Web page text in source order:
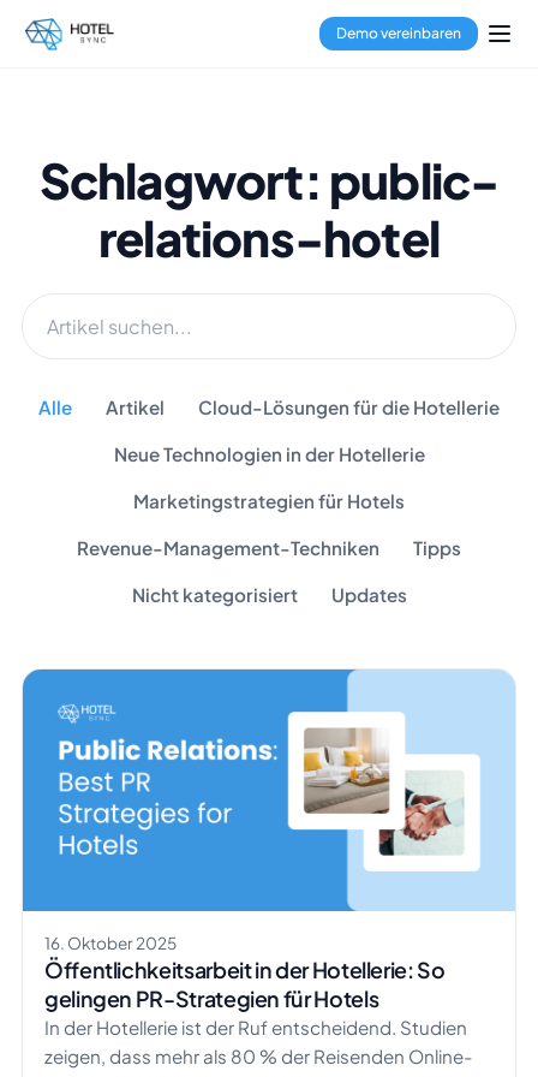
Demo vereinbaren
Schlagwort: public-
relations-hotel
Alle Artikel Cloud-Lösungen für die Hotellerie
Neue Technologien in der Hotellerie
Marketingstrategien für Hotels
Revenue-Management-Techniken Tipps
Nicht kategorisiert Updates
16. Oktober 2025
Öffentlichkeitsarbeit in der Hotellerie: So
gelingen PR-Strategien für Hotels
In der Hotellerie ist der Ruf entscheidend. Studien
zeigen, dass mehr als 80 % der Reisenden Online-